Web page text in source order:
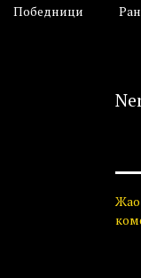
Победници
Жао